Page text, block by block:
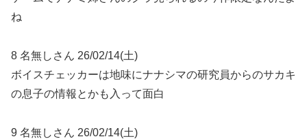
ね
8 名無しさん 26/02/14(土)
ボイスチェッカーは地味にナナシマの研究員からのサカキ
の息子の情報とかも入って面白
9 名無しさん 26/02/14(土)